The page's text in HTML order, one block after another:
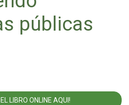
públicas
LIBRO ONLINE AQUI!